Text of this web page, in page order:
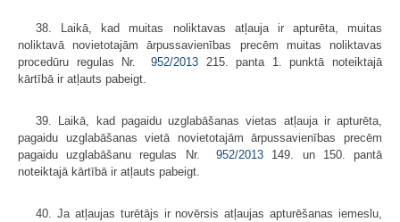
38. Laikā, kad muitas noliktavas atļauja ir apturēta, muitas
noliktavā novietotajām ārpussavienības precēm muitas noliktavas
procedūru regulas Nr.952/2013 215. panta 1. punktā noteiktajā
kārtībā ir atļauts pabeigt.
39. Laikā, kad pagaidu uzglabāšanas vietas atļauja ir apturēta,
pagaidu uzglabāšanas vietā novietotajām ārpussavienības precēm
pagaidu uzglabāšanu regulas Nr.952/2013 149. un 150. pantā
noteiktajā kārtībā ir atļauts pabeigt.
40. Ja atļaujas turētājs ir novērsis atļaujas apturēšanas iemeslu,